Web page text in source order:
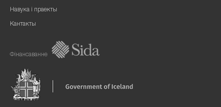
Навука і праекты
Кантакты
Фінансаванне